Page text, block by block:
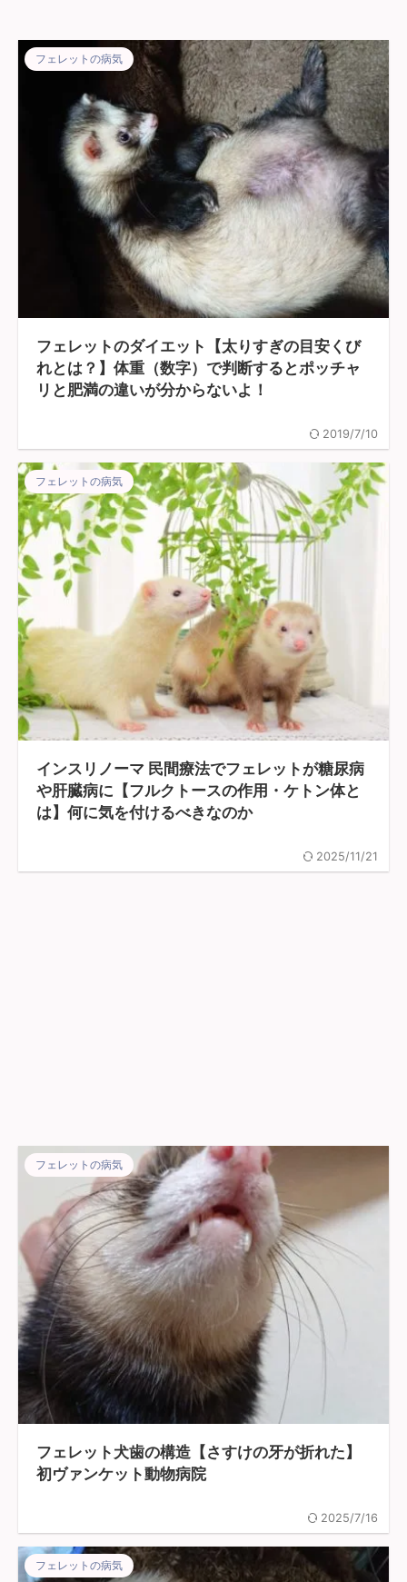
フェレットの病気
フェレットのダイエット【太りすぎの目安くび
れとは？】体重（数字）で判断するとポッチャ
リと肥満の違いが分からないよ！
2019/7/10
フェレットの病気
インスリノーマ 民間療法でフェレットが糖尿病
や肝臓病に【フルクトースの作用・ケトン体と
は】何に気を付けるべきなのか
2025/11/21
フェレットの病気
フェレット犬歯の構造【さすけの牙が折れた】
初ヴァンケット動物病院
2025/7/16
フェレットの病気